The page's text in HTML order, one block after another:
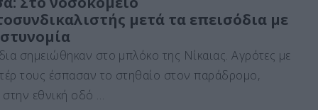
o
d
o
n
l α
σ
τε
ίτ
μετά τα επεισόδια με
σημειώθηκαν στο μπλόκο της Νίκαιας. Αγρότες με
τους έσπασαν το στηθαίο στον παράδρομο,
εθνική οδό …